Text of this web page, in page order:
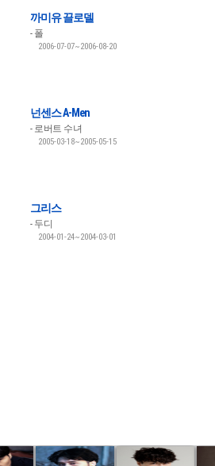
까미유 끌로델
폴
2006-07-07~2006-08-20
넌센스 A-Men
로버트 수녀
2005-03-18~2005-05-15
그리스
두디
2004-01-24~2004-03-01